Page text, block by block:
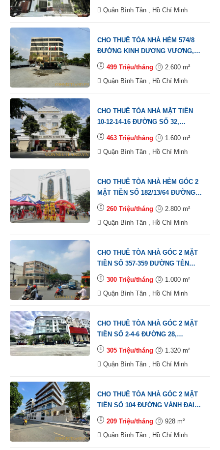
10X25M, 1 TRỆT, 6 LẦU, TM,
DTSD: 1.000M2
Quận Bình Tân , Hồ Chí Minh
CHO THUÊ TÒA NHÀ HẺM 574/8
ĐƯỜNG KINH DƯƠNG VƯƠNG,
PHƯỜNG AN LẠC, QUẬN BÌNH
TÂN, DT: 22X15M, 1 HẦM, 1 TRỆT,
1 LỬNG, 4 LẦU, ST, TM, DTSD:
499 Triệu/tháng
2.600 m²
Quận Bình Tân , Hồ Chí Minh
CHO THUÊ TÒA NHÀ MẶT TIỀN
10-12-14-16 ĐƯỜNG SỐ 32,
PHƯỜNG BÌNH TRỊ ĐÔNG B,
QUẬN BÌNH TÂN, DT: 20X20M, 1
HẦM 1 TRỆT, 3 LẦU, TM, DTSD:
463 Triệu/tháng
1.600 m²
Quận Bình Tân , Hồ Chí Minh
CHO THUÊ TÒA NHÀ HẺM GÓC 2
MẶT TIỀN SỐ 182/13/64 ĐƯỜNG
HỒ VĂN LONG, PHƯỜNG BÌNH
HƯNG HÒA B, QUẬN BÌNH TÂN,
DT: 20X20M, 1 TRỆT, 6 LẦU, TM,
260 Triệu/tháng
2.800 m²
Quận Bình Tân , Hồ Chí Minh
CHO THUÊ TÒA NHÀ GÓC 2 MẶT
TIỀN SỐ 357-359 ĐƯỜNG TÊN
LỬA, PHƯỜNG BÌNH TRỊ ĐÔNG B,
QUẬN BÌNH TÂN, DT: 10X25M, 1
HẦM, 1 TRỆT, 3 LẦU, ST, DTSD:
300 Triệu/tháng
1.000 m²
Quận Bình Tân , Hồ Chí Minh
CHO THUÊ TÒA NHÀ GÓC 2 MẶT
TIỀN SỐ 2-4-6 ĐƯỜNG 28,
PHƯỜNG BÌNH TRỊ ĐÔNG B,
QUẬN BÌNH TÂN, DT: 16.5X20M, 1
TRỆT, 3 LẦU, ST, TM, DTSD:
305 Triệu/tháng
1.320 m²
Quận Bình Tân , Hồ Chí Minh
CHO THUÊ TÒA NHÀ GÓC 2 MẶT
TIỀN SỐ 104 ĐƯỜNG VÀNH ĐAI
TRONG, PHƯỜNG AN LẠC A,
QUẬN BÌNH TÂN, DT: 8X50M, 1
HẦM, 1 TRỆT, 1 LỬNG, 3 LẦU, TM,
209 Triệu/tháng
928 m²
Quận Bình Tân , Hồ Chí Minh